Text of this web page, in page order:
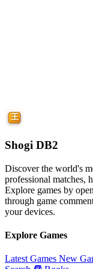
Shogi DB2
Discover the world's
professional matches,
Explore games by
through game
your devices.
Explore Games
Latest Games New